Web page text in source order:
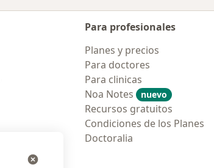
Para profesionales
Planes y precios
Para doctores
Para clinicas
Noa Notes
nuevo
Recursos gratuitos
Condiciones de los Planes
Doctoralia